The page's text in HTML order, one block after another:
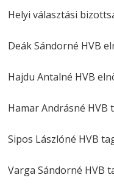
Helyi választási
Deák Sándorné HVB
Hajdu Antalné HVB
Hamar Andrásné HVB
Sipos Lászlóné HVB
Varga Sándorné HVB